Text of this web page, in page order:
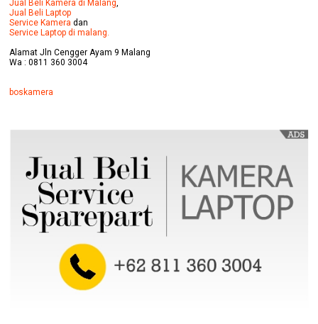
Jual Beli Kamera di Malang
Jual Beli Laptop
Service Kamera dan
Service Laptop di malang.
Alamat Jln Cengger Ayam 9 Malang
Wa : 0811 360 3004
boskamera